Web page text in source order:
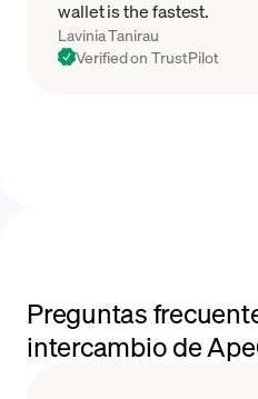
wallet is the fastest.
Lavinia Tanirau
Verified on TrustPilot
Preguntas
intercambio de